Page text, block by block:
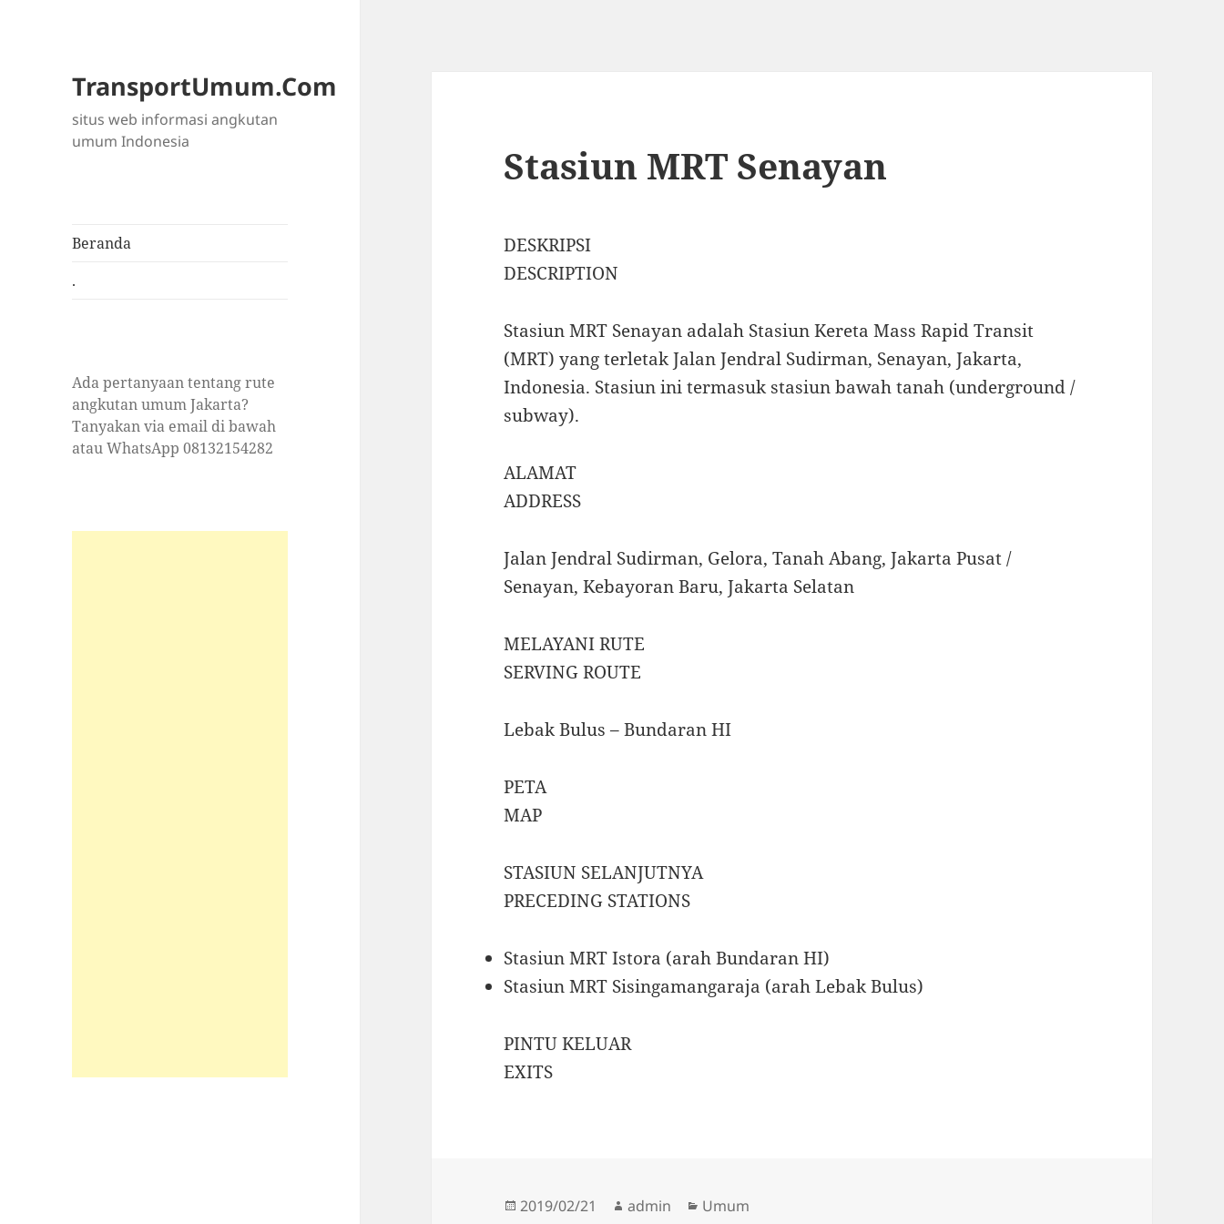
TransportUmum.Com
situs web informasi angkutan
umum Indonesia
Beranda
.
Ada pertanyaan tentang rute
angkutan umum Jakarta?
Tanyakan via email di bawah
atau WhatsApp 08132154282
Stasiun MRT Senayan
DESKRIPSI
DESCRIPTION
Stasiun MRT Senayan adalah Stasiun Kereta Mass Rapid Transit
(MRT) yang terletak Jalan Jendral Sudirman, Senayan, Jakarta,
Indonesia. Stasiun ini termasuk stasiun bawah tanah (underground /
subway).
ALAMAT
ADDRESS
Jalan Jendral Sudirman, Gelora, Tanah Abang, Jakarta Pusat /
Senayan, Kebayoran Baru, Jakarta Selatan
MELAYANI RUTE
SERVING ROUTE
Lebak Bulus – Bundaran HI
PETA
MAP
STASIUN SELANJUTNYA
PRECEDING STATIONS
Stasiun MRT Istora (arah Bundaran HI)
Stasiun MRT Sisingamangaraja (arah Lebak Bulus)
PINTU KELUAR
EXITS
Posted
2019/02/21 Author
admin Categories
Umum